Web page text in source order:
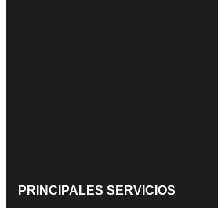
PRINCIPALES SERVICIOS